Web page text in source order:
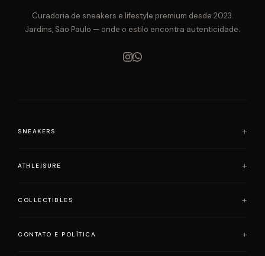
Curadoria de sneakers e lifestyle premium desde 2023.
Jardins, São Paulo — onde o estilo encontra autenticidade.
SNEAKERS
ATHLEISURE
COLLECTIBLES
CONTATO E POLÍTICA